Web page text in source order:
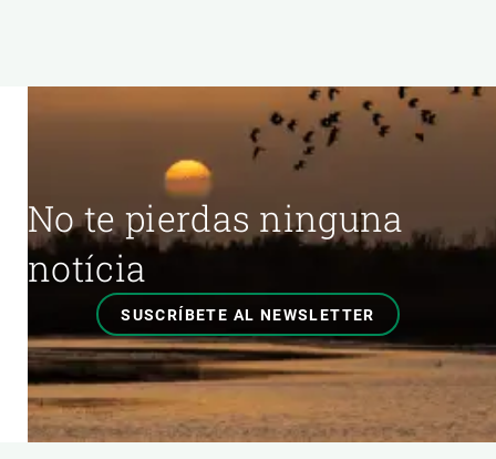
No te pierdas ninguna
notícia
SUSCRÍBETE AL NEWSLETTER